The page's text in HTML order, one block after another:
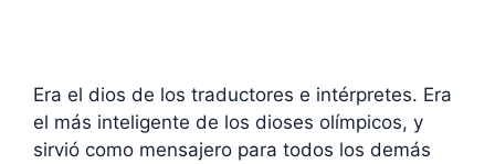
Era el dios de los traductores e intérpretes. Era
el más inteligente de los dioses olímpicos, y
sirvió como mensajero para todos los demás